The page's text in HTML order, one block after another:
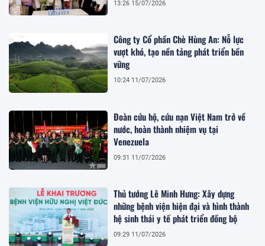
13:26 15/07/2026
Công ty Cổ phần Chè Hùng An: Nỗ lực
vượt khó, tạo nền tảng phát triển bền
vững
10:24 11/07/2026
Đoàn cứu hộ, cứu nạn Việt Nam trở về
nước, hoàn thành nhiệm vụ tại
Venezuela
09:31 11/07/2026
Thủ tướng Lê Minh Hưng: Xây dựng
những bệnh viện hiện đại và hình thành
hệ sinh thái y tế phát triển đồng bộ
09:29 11/07/2026